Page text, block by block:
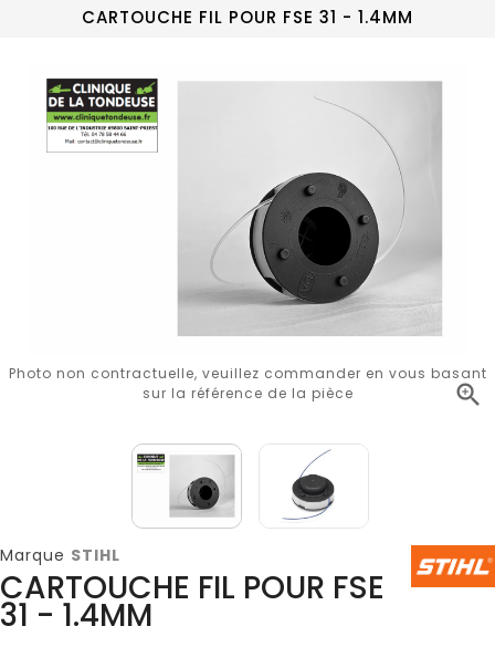
CARTOUCHE FIL POUR FSE 31 - 1.4MM

Photo non contractuelle, veuillez commander en vous basant
sur la référence de la pièce
Marque STIHL
CARTOUCHE FIL POUR FSE
31 - 1.4MM